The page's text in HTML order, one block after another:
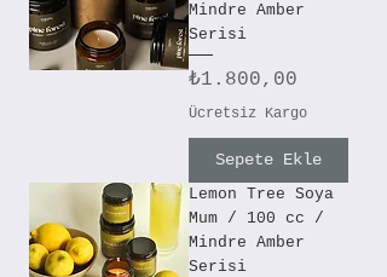
Mindre Amber
Serisi
Fiyat
₺1.800,00
Ücretsiz Kargo
Sepete Ekle
Lemon Tree Soya
Mum / 100 cc /
Mindre Amber
Serisi